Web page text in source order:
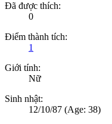
Đã được thích:
0
Điểm thành tích:
1
Giới tính:
Nữ
Sinh nhật:
12/10/87 (Age: 38)